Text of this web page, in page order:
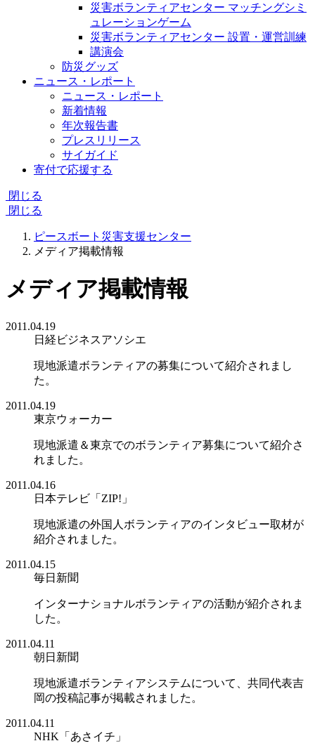
災害ボランティアセンター マッチングシミ
ュレーションゲーム
災害ボランティアセンター 設置・運営訓練
講演会
防災グッズ
ニュース・レポート
ニュース・レポート
新着情報
年次報告書
プレスリリース
サイガイド
寄付で応援する
閉じる
閉じる
ピースボート災害支援センター
メディア掲載情報
メディア掲載情報
2011.04.19
日経ビジネスアソシエ
現地派遣ボランティアの募集について紹介されまし
た。
2011.04.19
東京ウォーカー
現地派遣＆東京でのボランティア募集について紹介さ
れました。
2011.04.16
日本テレビ「ZIP!」
現地派遣の外国人ボランティアのインタビュー取材が
紹介されました。
2011.04.15
毎日新聞
インターナショナルボランティアの活動が紹介されま
した。
2011.04.11
朝日新聞
現地派遣ボランティアシステムについて、共同代表吉
岡の投稿記事が掲載されました。
2011.04.11
NHK「あさイチ」